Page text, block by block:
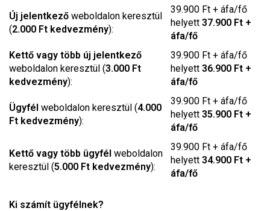
Új jelentkező weboldalon keresztül
(2.000 Ft kedvezmény):
39.900 Ft + áfa/fő
helyett 37.900 Ft +
áfa/fő
Kettő vagy több új jelentkező
weboldalon keresztül (3.000 Ft
kedvezmény):
39.900 Ft + áfa/fő
helyett 36.900 Ft +
áfa/fő
Ügyfél weboldalon keresztül (4.000
Ft kedvezmény):
39.900 Ft + áfa/fő
helyett 35.900 Ft +
áfa/fő
Kettő vagy több ügyfél weboldalon
keresztül (5.000 Ft kedvezmény):
39.900 Ft + áfa/fő
helyett 34.900 Ft +
áfa/fő
Ki számít ügyfélnek?